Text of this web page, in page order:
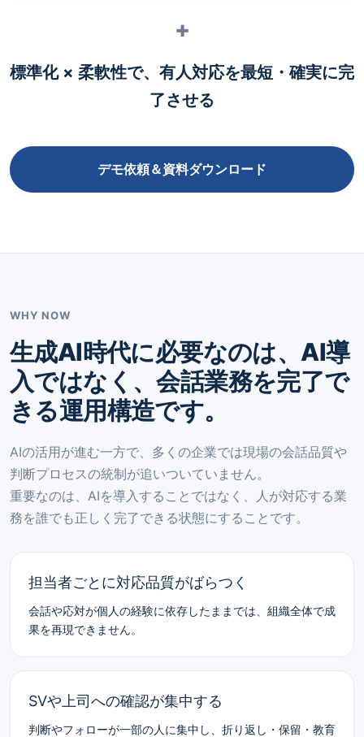
+
標準化 × 柔軟性で、有人対応を最短・確実に完
了させる
デモ依頼＆資料ダウンロード
WHY NOW
生成AI時代に必要なのは、AI導
入ではなく、会話業務を完了で
きる運用構造です。
AIの活用が進む一方で、多くの企業では現場の会話品質や
判断プロセスの統制が追いついていません。
重要なのは、AIを導入することではなく、人が対応する業
務を誰でも正しく完了できる状態にすることです。
担当者ごとに対応品質がばらつく
会話や応対が個人の経験に依存したままでは、組織全体で成
果を再現できません。
SVや上司への確認が集中する
判断やフォローが一部の人に集中し、折り返し・保留・教育